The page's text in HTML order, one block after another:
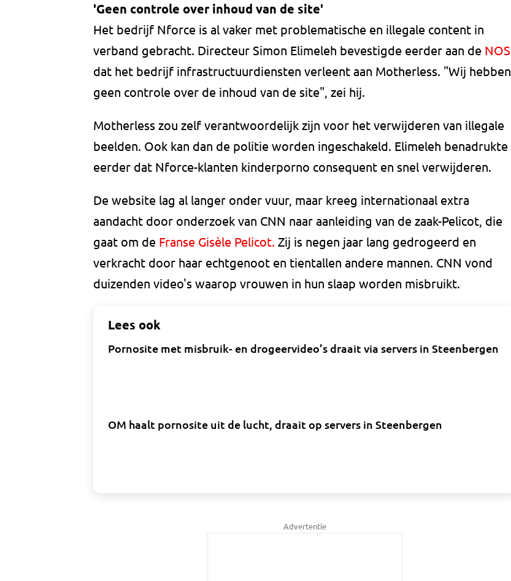
'Geen controle over inhoud van de site'
Het bedrijf Nforce is al vaker met problematische en illegale content in
verband gebracht. Directeur Simon Elimeleh bevestigde eerder aan de NOS
dat het bedrijf infrastructuurdiensten verleent aan Motherless. "Wij hebben
geen controle over de inhoud van de site", zei hij.
Motherless zou zelf verantwoordelijk zijn voor het verwijderen van illegale
beelden. Ook kan dan de politie worden ingeschakeld. Elimeleh benadrukte
eerder dat Nforce-klanten kinderporno consequent en snel verwijderen.
De website lag al langer onder vuur, maar kreeg internationaal extra
aandacht door onderzoek van CNN naar aanleiding van de zaak-Pelicot, die
gaat om de Franse Gisèle Pelicot. Zij is negen jaar lang gedrogeerd en
verkracht door haar echtgenoot en tientallen andere mannen. CNN vond
duizenden video's waarop vrouwen in hun slaap worden misbruikt.
Lees ook
Pornosite met misbruik- en drogeervideo’s draait via servers in Steenbergen
OM haalt pornosite uit de lucht, draait op servers in Steenbergen
Advertentie